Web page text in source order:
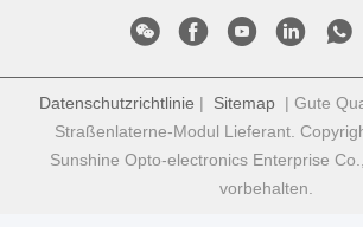
Datenschutzrichtlinie | Sitemap| Gute
Straßenlaterne-Modul Lieferant.
Sunshine Opto-electronics Enterprise
vorbehalten.